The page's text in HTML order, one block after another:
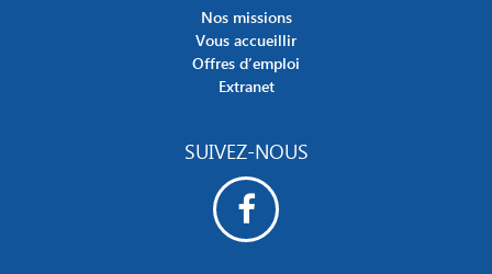
Nos missions
Vous accueillir
Offres d’emploi
Extranet
SUIVEZ-NOUS